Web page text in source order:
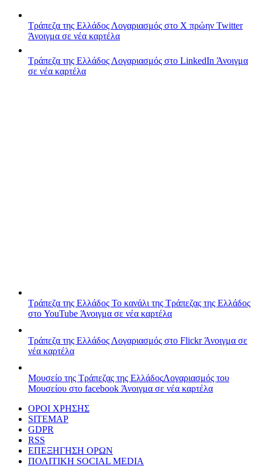
Τράπεζα της Ελλάδος Λογαριασμός στο X πρώην Twitter
Άνοιγμα σε νέα καρτέλα
Τράπεζα της Ελλάδος Λογαριασμός στο LinkedIn Άνοιγμα
σε νέα καρτέλα
Τράπεζα της Ελλάδος Το κανάλι της Τράπεζας της Ελλάδος
στο YouTube Άνοιγμα σε νέα καρτέλα
Τράπεζα της Ελλάδος Λογαριασμός στο FlickrΆνοιγμα σε
νέα καρτέλα
Μουσείο της Τράπεζας της ΕλλάδοςΛογαριασμός του
Μουσείου στο facebook Άνοιγμα σε νέα καρτέλα
ΟΡΟΙ ΧΡΗΣΗΣ
SITEMAP
GDPR
RSS
ΕΠΕΞΗΓΗΣΗ ΟΡΩΝ
ΠΟΛΙΤΙΚΗ SOCIAL MEDIA